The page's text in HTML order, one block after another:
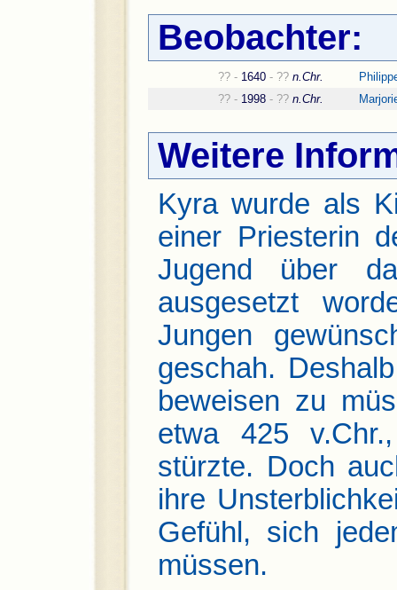
Beobachter:
?? - 1640 - ?? n.Chr.
?? - 1998 - ?? n.Chr.
Weitere
Kyra wurde als
einer Priesterin
Jugend über
ausgesetzt
Jungen
geschah.
beweisen zu
etwa 425
stürzte. Doch
ihre
Gefühl, sich
müssen.